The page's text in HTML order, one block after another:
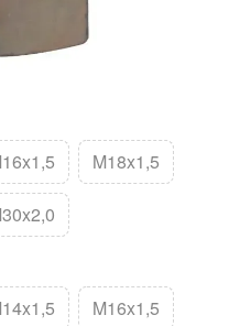
M18x1,5
M16x1,5